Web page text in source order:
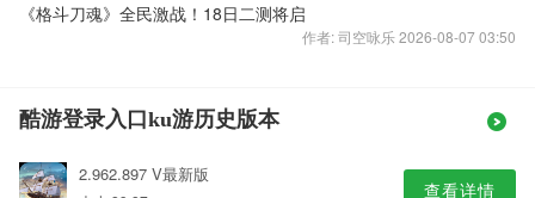
《格斗刀魂》全民激战！18日二测将启
作者: 司空咏乐 2026-08-07 03:50
酷游登录入口ku游历史版本
2.962.897 V最新版
查看详情